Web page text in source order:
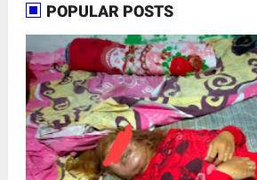
POPULAR POSTS